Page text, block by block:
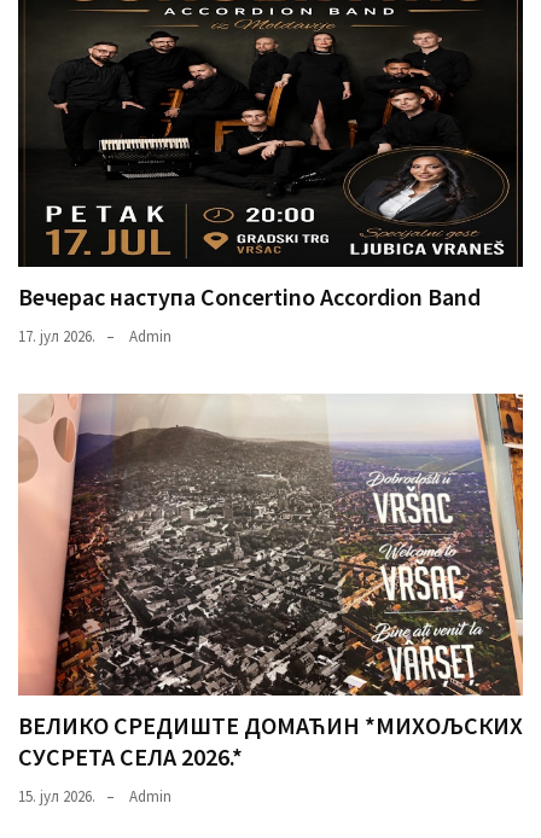
Вечерас наступа Concertino Accordion Band
17. јул 2026. Admin
ВЕЛИКО СРЕДИШТЕ ДОМАЋИН *МИХОЉСКИХ
СУСРЕТА СЕЛА 2026.*
15. јул 2026. Admin